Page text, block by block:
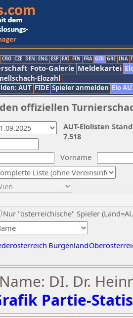
CRO CZE DEN ENG ESP FAI FIN FRA GER GRE INA
Foto-Galerie Meldekartei
Elozahl
AUT FIDE Spieler anmelden Elo
offiziellen
Vorname
Nur "österreichische" Spieler
Burgenland
AUT-Elolisten
7.518
DI. Dr.
Partie-